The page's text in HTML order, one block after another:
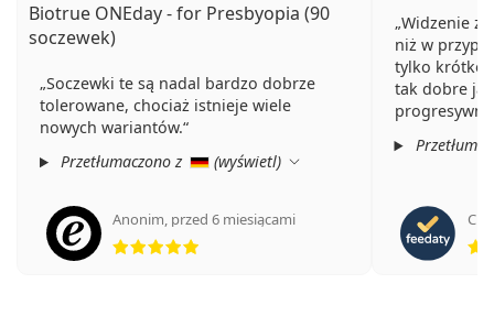
Biotrue ONEday - for Presbyopia (90
soczewek)
Soczewki te są nadal bardzo dobrze
tolerowane, chociaż istnieje wiele
nowych wariantów.
Przetłumaczono z
(wyświetl)
Anonim, przed 6 miesiącami
ocena 5 z 5
Widzenie z
niż w
tylko
tak dobre